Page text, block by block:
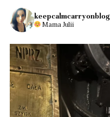
keepcalmcarryonblog
Mama Julii